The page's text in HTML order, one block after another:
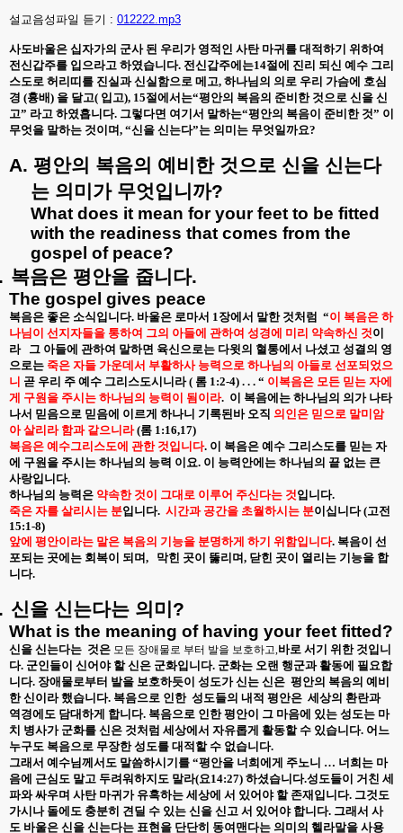
설교음성파일 듣기 : 012222.mp3
사도바울은 십자가의 군사 된 우리가 영적인 사탄 마귀를 대적하기 위하여
전신갑주를 입으라고 하였습니다. 전신갑주에는14절에 진리 되신 예수 그리
스도로 허리띠를 진실과 신실함으로 메고, 하나님의 의로 우리 가슴에 호심
경 (흉배) 을 달고( 입고), 15절에서는“평안의 복음의 준비한 것으로 신을 신
고” 라고 하였흡니다. 그렇다면 여기서 말하는“평안의 복음이 준비한 것” 이
무엇을 말하는 것이며 , “신을 신는다”는 의미는 무엇일까요?
A. 평안의 복음의 예비한 것으로 신을 신는다
는 의미가 무엇입니까?
What does it mean for your feet to be fitted
with the readiness that comes from the
gospel of peace?
복음은 평안을 줍니다.
The gospel gives peace
복음은 좋은 소식입니다. 바울은 로마서 1장에서 말한 것처럼 “이 복음은 하
나님이 선지자들을 통하여 그의 아들에 관하여 성경에 미리 약속하신 것이
라 그 아들에 관하여 말하면 육신으로는 다윗의 혈통에서 나셨고 성결의 영
으로는 죽은 자들 가운데서 부활하사 능력으로 하나님의 아들로 선포되었으
니 곧 우리 주 예수 그리스도시니라( 롬 1:2-4) . . . “ 이복음은 모든 믿는 자에
게 구원을 주시는 하나님의 능력이 됨이라. 이 복음에는 하나님의 의가 나타
나서 믿음으로 믿음에 이르게 하나니 기록된바 오직 의인은 믿으로 말미암
아 살리라 함과 같으니라(롬 1:16,17)
복음은 예수그리스도에 관한 것입니다. 이 복음은 예수 그리스도를 믿는 자
에 구원을 주시는 하나님의 능력 이요. 이 능력안에는 하나님의 끝 없는 큰
사랑입니다.
하나님의 능력은 약속한 것이 그대로 이루어 주신다는 것입니다.
죽은 자를 살리시는 분입니다. 시간과 공간을 초월하시는 분이십니다(고전
15:1-8)
앞에 평안이라는 말은 복음의 기능을 분명하게 하기 위함입니다. 복음이 선
포되는 곳에는 회복이 되며 , 막힌 곳이 뚫리며 , 닫힌 곳이 열리는 기능을 합
니다.
신을 신는다는 의미 ?
What is the meaning of having your feet fitted?
신을 신는다는 것은 모든 장애물로 부터 발을 보호하고,바로 서기 위한 것입니
다. 군인들이 신어야 할 신은 군화입니다. 군화는 오랜 행군과 활동에 필요합
니다. 장애물로부터 발을 보호하듯이 성도가 신는 신은 평안의 복음의 예비
한 신이라 했습니다. 복음으로 인한 성도들의 내적 평안은 세상의 환란과
역경에도 담대하게 합니다. 복음으로 인한 평안이 그 마음에 있는 성도는 마
치 병사가 군화를 신은 것처럼 세상에서 자유롭게 활동할 수 있습니다. 어느
누구도 복음으로 무장한 성도를 대적할 수 없습니다.
그래서 예수님께서도 말씀하시기를 “평안을 너희에게 주노니 … 너희는 마
음에 근심도 말고 두려워하지도 말라(요14:27) 하셨습니다.성도들이 거친 세
파와 싸우며 사탄 마귀가 유혹하는 세상에 서 있어야 할 존재입니다. 그것도
가시나 돌에도 충분히 견딜 수 있는 신을 신고 서 있어야 합니다. 그래서 사
도 바울은 신을 신는다는 표현을 단단히 동여맨다는 의미의 헬라말을 사용